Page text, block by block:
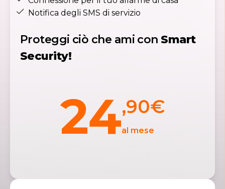
Notifica degli SMS di servizio
Proteggi ciò che ami con Smart
Security!
24,90€
al mese